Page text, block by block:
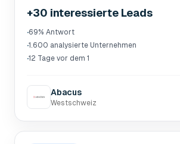
+30 interessierte Leads
·69% Antwort
·1.600 analysierte Unternehmen
·12 Tage vor dem 1
Abacus
Westschweiz